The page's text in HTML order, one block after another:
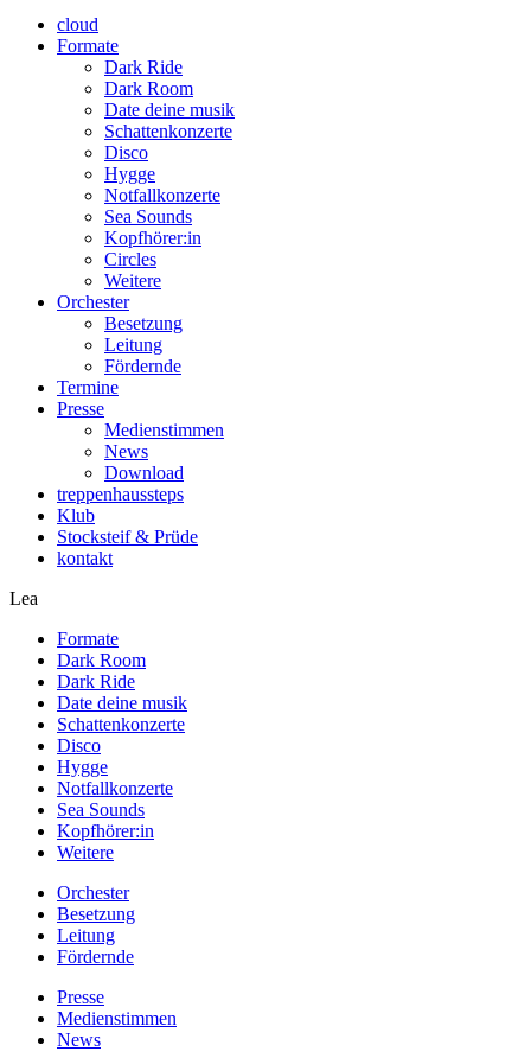
cloud
Formate
Dark Ride
Dark Room
Date deine musik
Schattenkonzerte
Disco
Hygge
Notfallkonzerte
Sea Sounds
Kopfhörer:in
Circles
Weitere
Orchester
Besetzung
Leitung
Fördernde
Termine
Presse
Medienstimmen
News
Download
treppenhaussteps
Klub
Stocksteif & Prüde
kontakt
Lea
Formate
Dark Room
Dark Ride
Date deine musik
Schattenkonzerte
Disco
Hygge
Notfallkonzerte
Sea Sounds
Kopfhörer:in
Weitere
Orchester
Besetzung
Leitung
Fördernde
Presse
Medienstimmen
News